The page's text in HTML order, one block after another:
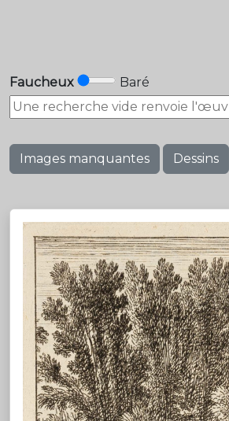
Faucheux Baré
Images manquantes Dessins